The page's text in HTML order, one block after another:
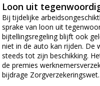
Loon uit
Bij tijdelijke
sprake van loon uit
bijtellingsregeling blijft ook
niet in de auto kan rijden. De
steeds tot zijn beschikking.
de premies
bijdrage Zorgverzekeringswet.